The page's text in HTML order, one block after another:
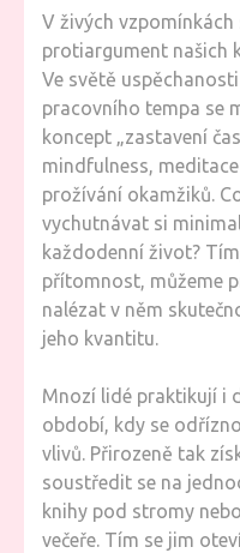
V živých vzpomínkách
protiargument našich
Ve světě
pracovního tempa se
koncept „zastavení
mindfulness,
prožívání okamžiků.
vychutnávat si
každodenní život?
přítomnost, můžeme
nalézat v něm
jeho kvantitu.
Mnozí lidé praktikují i
období, kdy se
vlivů. Přirozeně tak
soustředit se na
knihy pod stromy
večeře. Tím se jim